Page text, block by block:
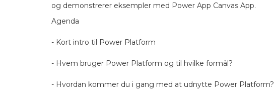
og demonstrerer eksempler med Power App Canvas App.
Agenda
- Kort intro til Power Platform
- Hvem bruger Power Platform og til hvilke formål?
- Hvordan kommer du i gang med at udnytte Power Platform?